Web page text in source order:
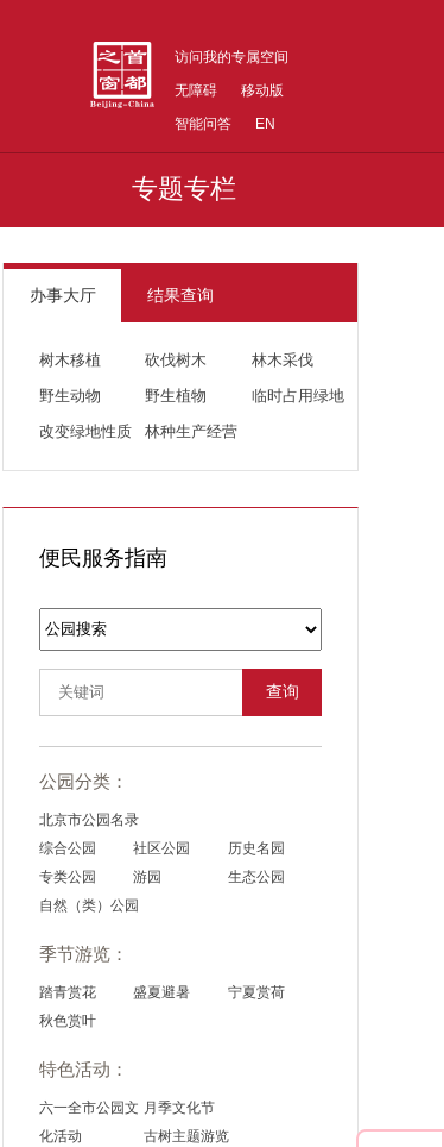
访问我的专属空间
无障碍
移动版
智能问答
EN
专题专栏
办事大厅 结果查询
树木移植 砍伐树木
林木采伐
野生动物
野生植物
临时占用绿地
改变绿地性质
林种生产经营
便民服务指南
查询
公园分类：
北京市公园名录
综合公园
社区公园
历史名园
专类公园
游园
生态公园
自然（类）公园
季节游览：
踏青赏花 盛夏避暑
宁夏赏荷
秋色赏叶
特色活动：
六一全市公园文
化活动
月季文化节
古树主题游览